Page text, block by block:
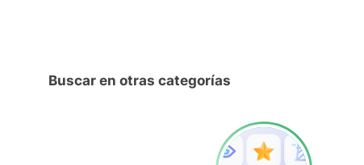
Buscar en otras categorías